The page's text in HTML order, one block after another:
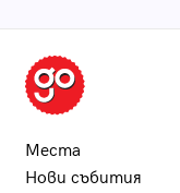
Места
Нови събития